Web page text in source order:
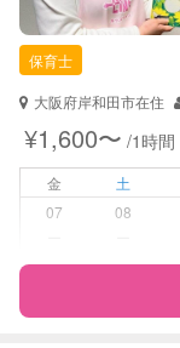
対応可能/特徴
病児対応
障がい児対応
レッスン
保育士
大阪府岸和田市在住
¥1,600〜 /1時間
金 土
07
08